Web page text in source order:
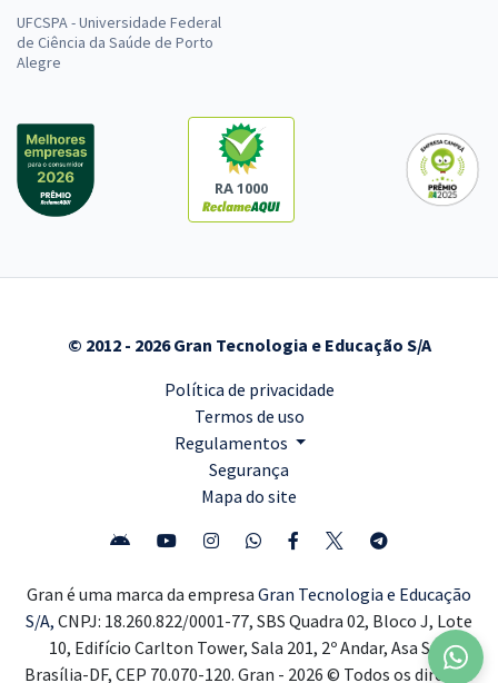
UFCSPA - Universidade Federal
de Ciência da Saúde de Porto
Alegre
RA 1000
© 2012 - 2026 Gran Tecnologia e Educação S/A
Política de privacidade
Termos de uso
Regulamentos
Segurança
Mapa do site
Gran é uma marca da empresa Gran Tecnologia e Educação
S/A, CNPJ: 18.260.822/0001-77, SBS Quadra 02, Bloco J, Lote
10, Edifício Carlton Tower, Sala 201, 2º Andar, Asa Sul,
Brasília-DF, CEP 70.070-120. Gran - 2026 © Todos os direitos